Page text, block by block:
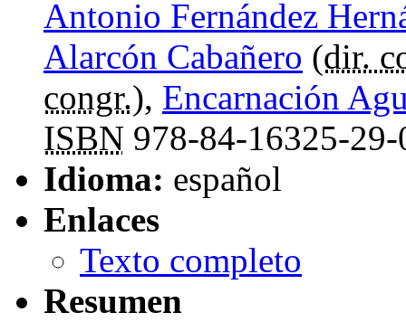
Antonio Fernández
Alarcón Cabañero (dir.
congr.), Encarnación
ISBN 978-84-16325-
Idioma: español
Enlaces
Texto completo
Resumen